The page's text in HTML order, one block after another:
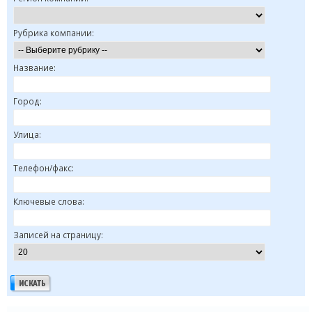
Рубрика компании:
Название:
Город:
Улица:
Телефон/факс:
Ключевые слова:
Записей на страницу: